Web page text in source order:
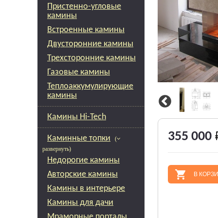
Пристенно-угловые
камины
Встроенные камины
Двусторонние камины
Трехсторонние камины
Газовые камины
Теплоаккумулирующие
камины
Камины Hi-Tech
Каминные топки
(
развернуть)
Недорогие камины
Авторские камины
Камины в интерьере
Камины для дачи
355 000
В